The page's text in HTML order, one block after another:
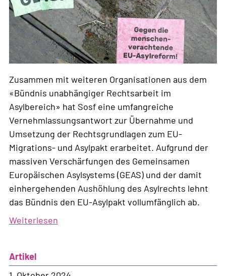
Zusammen mit weiteren Organisationen aus dem
«Bündnis unabhängiger Rechtsarbeit im
Asylbereich» hat Sosf eine umfangreiche
Vernehmlassungsantwort zur Übernahme und
Umsetzung der Rechtsgrundlagen zum EU-
Migrations- und Asylpakt erarbeitet. Aufgrund der
massiven Verschärfungen des Gemeinsamen
Europäischen Asylsystems (GEAS) und der damit
einhergehenden Aushöhlung des Asylrechts lehnt
das Bündnis den EU-Asylpakt vollumfänglich ab.
Weiterlesen
Artikel